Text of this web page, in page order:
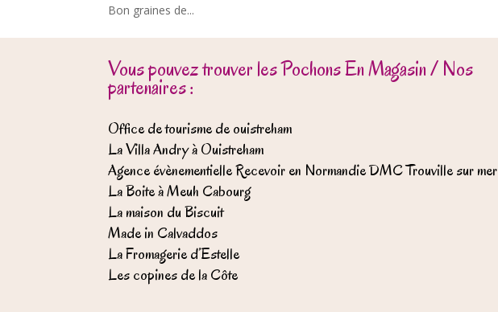
Bon graines de...
Vous pouvez trouver les Pochons En Magasin / Nos
partenaires :
Office de tourisme de ouistreham
La Villa Andry à Ouistreham
Agence évènementielle Recevoir en Normandie DMC Trouville sur mer
La Boite à Meuh Cabourg
La maison du Biscuit
Made in Calvaddos
La Fromagerie d’Estelle
Les copines de la Côte